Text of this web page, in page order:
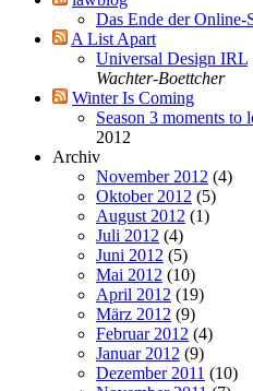
Das Ende der Online-
A List Apart
Universal Design IRL
Wachter-Boettcher
Winter Is Coming
Season 3 moments to
2012
Archiv
November 2012 (4)
Oktober 2012 (5)
August 2012 (1)
Juli 2012 (4)
Juni 2012 (5)
Mai 2012 (10)
April 2012 (19)
März 2012 (9)
Februar 2012 (4)
Januar 2012 (9)
Dezember 2011 (10)